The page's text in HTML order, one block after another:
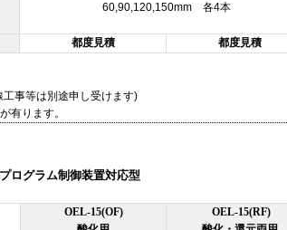
60,90,120,150mm 各4本
都度見積 都度見積
事等は別途申し受けます)
有ります。
ログラム制御装置対応型
OEL-15(OF)
OEL-15(RF)